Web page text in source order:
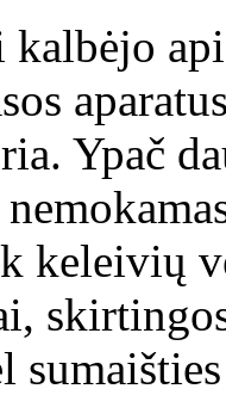
Ypač
keleivių